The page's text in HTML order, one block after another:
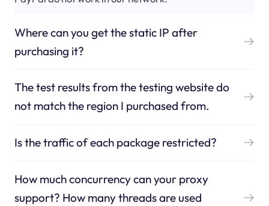
Where can you get the static IP after
purchasing it?
The test results from the testing website do
not match the region I purchased from.
Is the traffic of each package restricted?
How much concurrency can your proxy
support? How many threads are used